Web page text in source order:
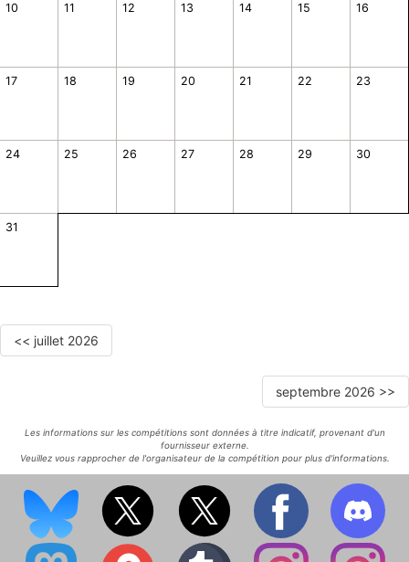
10 11 12 13 14 15 16
17 18 19 20 21 22 23
24 25 26 27 28 29 30
31
<< juillet 2026
septembre 2026 >>
Les informations sur les compétitions sont données à titre indicatif, provenant d'un
fournisseur externe.
Veuillez vous rapprocher de l'organisateur de la compétition pour plus d'informations.